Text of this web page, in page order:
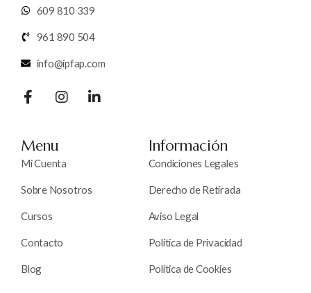
609 810 339
961 890 504
info@ipfap.com
Menu
Mi Cuenta
Sobre Nosotros
Cursos
Contacto
Blog
Información
Condiciones Legales
Derecho de Retirada
Aviso Legal
Política de Privacidad
Política de Cookies